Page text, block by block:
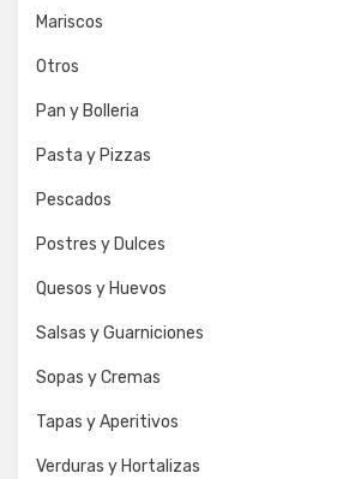
Mariscos
Otros
Pan y Bolleria
Pasta y Pizzas
Pescados
Postres y Dulces
Quesos y Huevos
Salsas y Guarniciones
Sopas y Cremas
Tapas y Aperitivos
Verduras y Hortalizas